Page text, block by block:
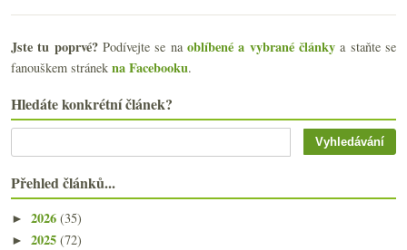
Jste tu poprvé?Podívejte se naoblíbené a vybrané články a staňte se
fanouškem stránek na Facebooku.
Hledáte konkrétní článek?
Přehled článků...
► 2026 (35)
► 2025 (72)